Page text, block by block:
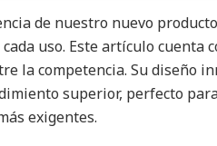
de nuestro nuevo
uso. Este artículo cuenta
la competencia. Su diseño
superior, perfecto
exigentes.